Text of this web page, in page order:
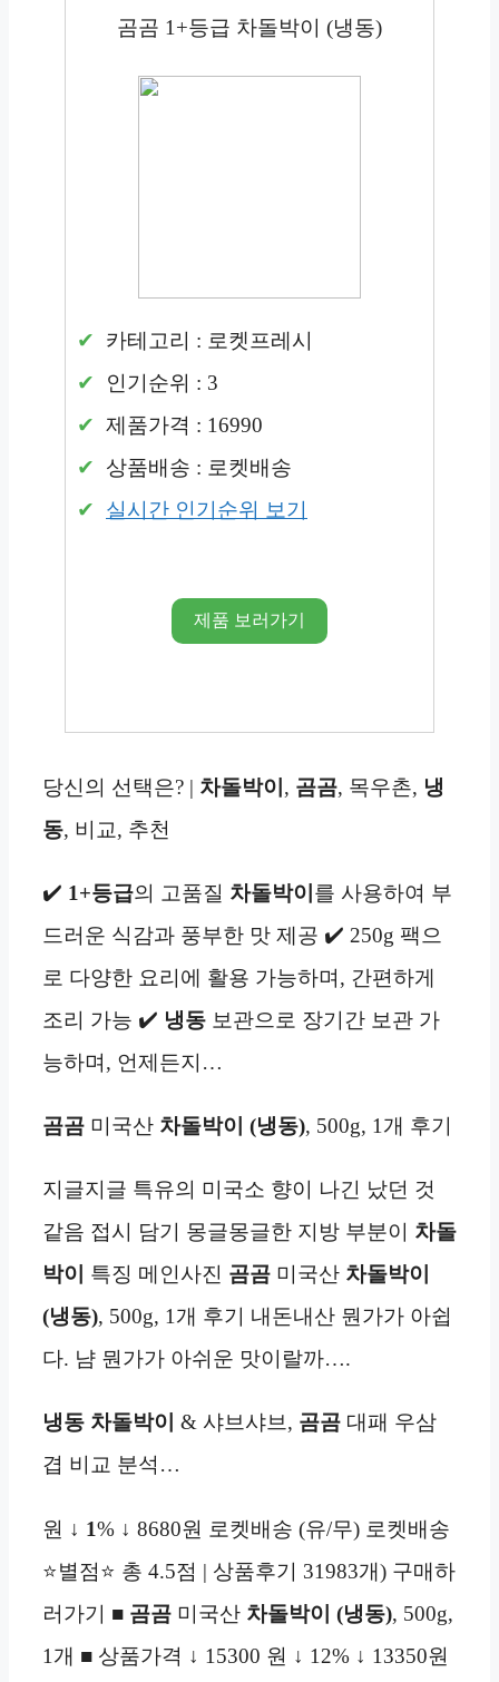
곰곰 1+등급 차돌박이 (냉동)
카테고리 : 로켓프레시
인기순위 : 3
제품가격 : 16990
상품배송 : 로켓배송
실시간 인기순위 보기
제품 보러가기
당신의 선택은? | 차돌박이 , 곰곰, 목우촌, 냉
동, 비교, 추천
✔️ 1+등급의 고품질 차돌박이 를 사용하여 부
드러운 식감과 풍부한 맛 제공 ✔️ 250g 팩으
로 다양한 요리에 활용 가능하며, 간편하게
조리 가능 ✔️ 냉동 보관으로 장기간 보관 가
능하며, 언제든지…
곰곰 미국산 차돌박이 (냉동), 500g, 1개 후기
지글지글 특유의 미국소 향이 나긴 났던 것
같음 접시 담기 몽글몽글한 지방 부분이 차돌
박이
특징 메인사진 곰곰 미국산 차돌박이
(냉동), 500g, 1개 후기 내돈내산 뭔가가 아쉽
다. 냠 뭔가가 아쉬운 맛이랄까….
냉동 차돌박이 & 샤브샤브, 곰곰 대패 우삼
겹 비교 분석…
원 ↓ 1% ↓ 8680원 로켓배송 (유/무) 로켓배송
⭐별점⭐ 총 4.5점 | 상품후기 31983개) 구매하
러가기 ■ 곰곰 미국산 차돌박이 (냉동), 500g,
1개 ■ 상품가격 ↓ 15300 원 ↓ 12% ↓ 13350원